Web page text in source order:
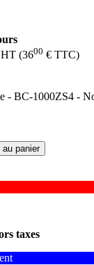
HT (3600 € TTC)
- BC-1000ZS4 -
au panier
taxes